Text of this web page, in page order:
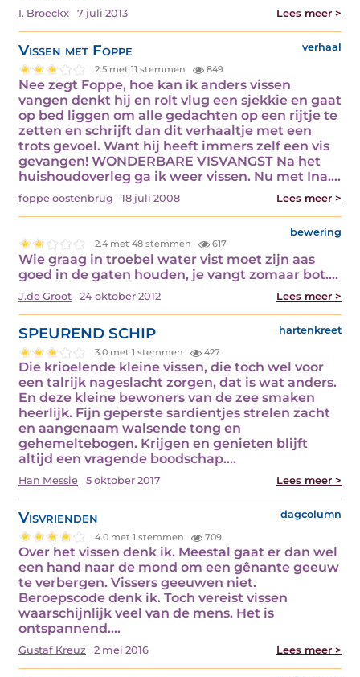
I. Broeckx 7 juli 2013 Lees meer >
Vissen met Foppe verhaal
2.5 met 11 stemmen 849
Nee zegt Foppe, hoe kan ik anders vissen
vangen denkt hij en rolt vlug een sjekkie en gaat
op bed liggen om alle gedachten op een rijtje te
zetten en schrijft dan dit verhaaltje met een
trots gevoel. Want hij heeft immers zelf een vis
gevangen! WONDERBARE VISVANGST Na het
huishoudoverleg ga ik weer vissen. Nu met Ina.…
foppe oostenbrug 18 juli 2008 Lees meer >
bewering
2.4 met 48 stemmen 617
Wie graag in troebel water vist moet zijn aas
goed in de gaten houden, je vangt zomaar bot.…
J.de Groot 24 oktober 2012 Lees meer >
SPEUREND SCHIP hartenkreet
3.0 met 1 stemmen 427
Die krioelende kleine vissen, die toch wel voor
een talrijk nageslacht zorgen, dat is wat anders.
En deze kleine bewoners van de zee smaken
heerlijk. Fijn geperste sardientjes strelen zacht
en aangenaam walsende tong en
gehemeltebogen. Krijgen en genieten blijft
altijd een vragende boodschap.…
Han Messie 5 oktober 2017 Lees meer >
Visvrienden dagcolumn
4.0 met 1 stemmen 709
Over het vissen denk ik. Meestal gaat er dan wel
een hand naar de mond om een gênante geeuw
te verbergen. Vissers geeuwen niet.
Beroepscode denk ik. Toch vereist vissen
waarschijnlijk veel van de mens. Het is
ontspannend.…
Gustaf Kreuz 2 mei 2016 Lees meer >